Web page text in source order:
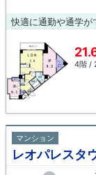
4階 /
マンション
レオパレスタ